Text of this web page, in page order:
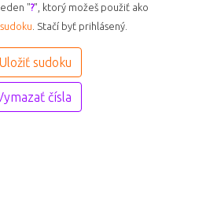
"?", ktorý možeš použiť ako
sudoku . Stačí byť prihlásený.